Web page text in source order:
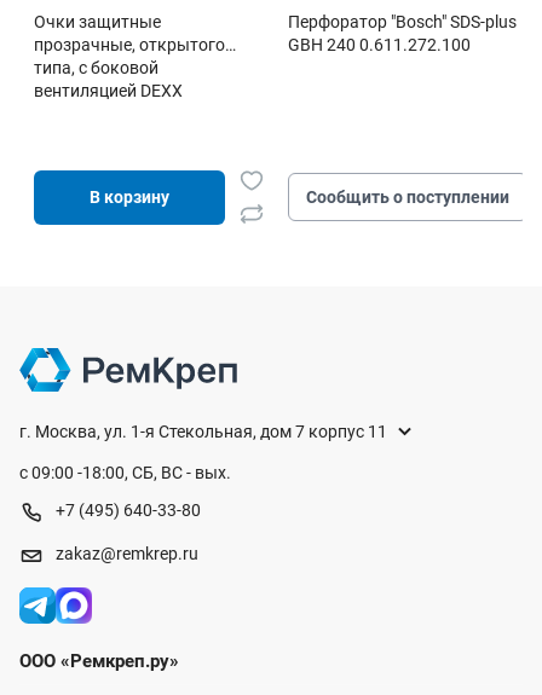
Очки защитные
прозрачные, открытого
типа, с боковой
вентиляцией DEXX
В корзину
Перфоратор "Bosch" SDS-plus
GBH 240 0.611.272.100
Сообщить о поступлении
г. Москва, ул. 1-я Стекольная, дом 7 корпус 11
с 09:00 -18:00, СБ, ВС - вых.
+7 (495) 640-33-80
zakaz@remkrep.ru
ООО «Ремкреп.ру»